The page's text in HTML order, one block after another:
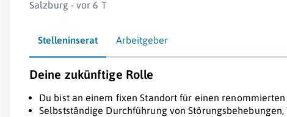
Salzburg - vor 6 T
Stelleninserat Arbeitgeber
Deine zukünftige Rolle
Du bist an einem fixen Standort für einen
Selbstständige Durchführung von